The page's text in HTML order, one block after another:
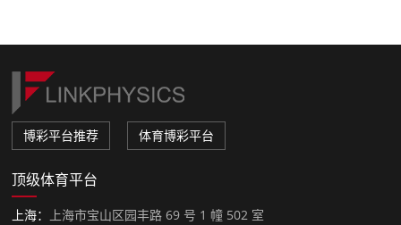
博彩平台推荐 体育博彩平台
顶级体育平台
上海：
上海市宝山区园丰路 69 号 1 幢 502 室